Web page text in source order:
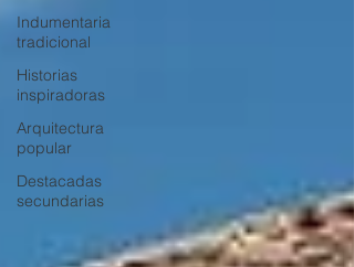
Indumentaria
tradicional
Historias
inspiradoras
Arquitectura
popular
Destacadas
secundarias